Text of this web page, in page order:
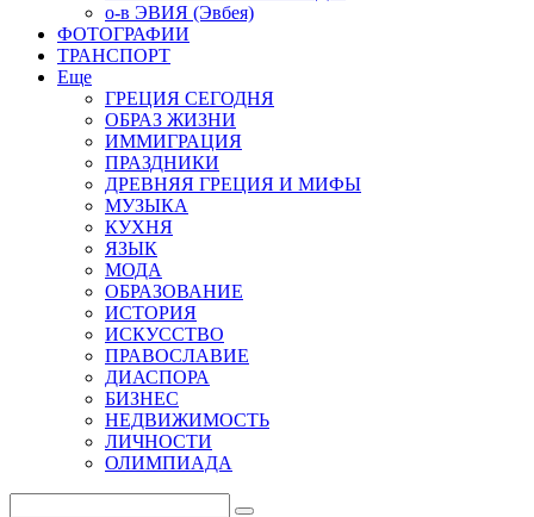
о-в ЭВИЯ (Эвбея)
ФОТОГРАФИИ
ТРАНСПОРТ
Еще
ГРЕЦИЯ СЕГОДНЯ
ОБРАЗ ЖИЗНИ
ИММИГРАЦИЯ
ПРАЗДНИКИ
ДРЕВНЯЯ ГРЕЦИЯ И МИФЫ
МУЗЫКА
КУХНЯ
ЯЗЫК
МОДА
ОБРАЗОВАНИЕ
ИСТОРИЯ
ИСКУССТВО
ПРАВОСЛАВИЕ
ДИАСПОРА
БИЗНЕС
НЕДВИЖИМОСТЬ
ЛИЧНОСТИ
ОЛИМПИАДА